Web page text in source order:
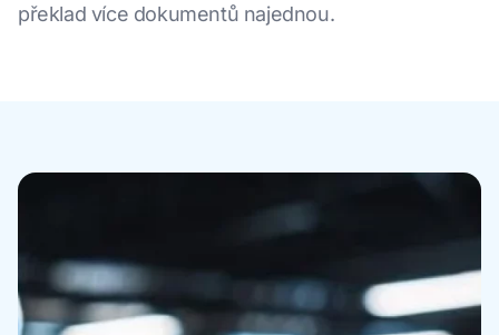
překlad více dokumentů najednou.